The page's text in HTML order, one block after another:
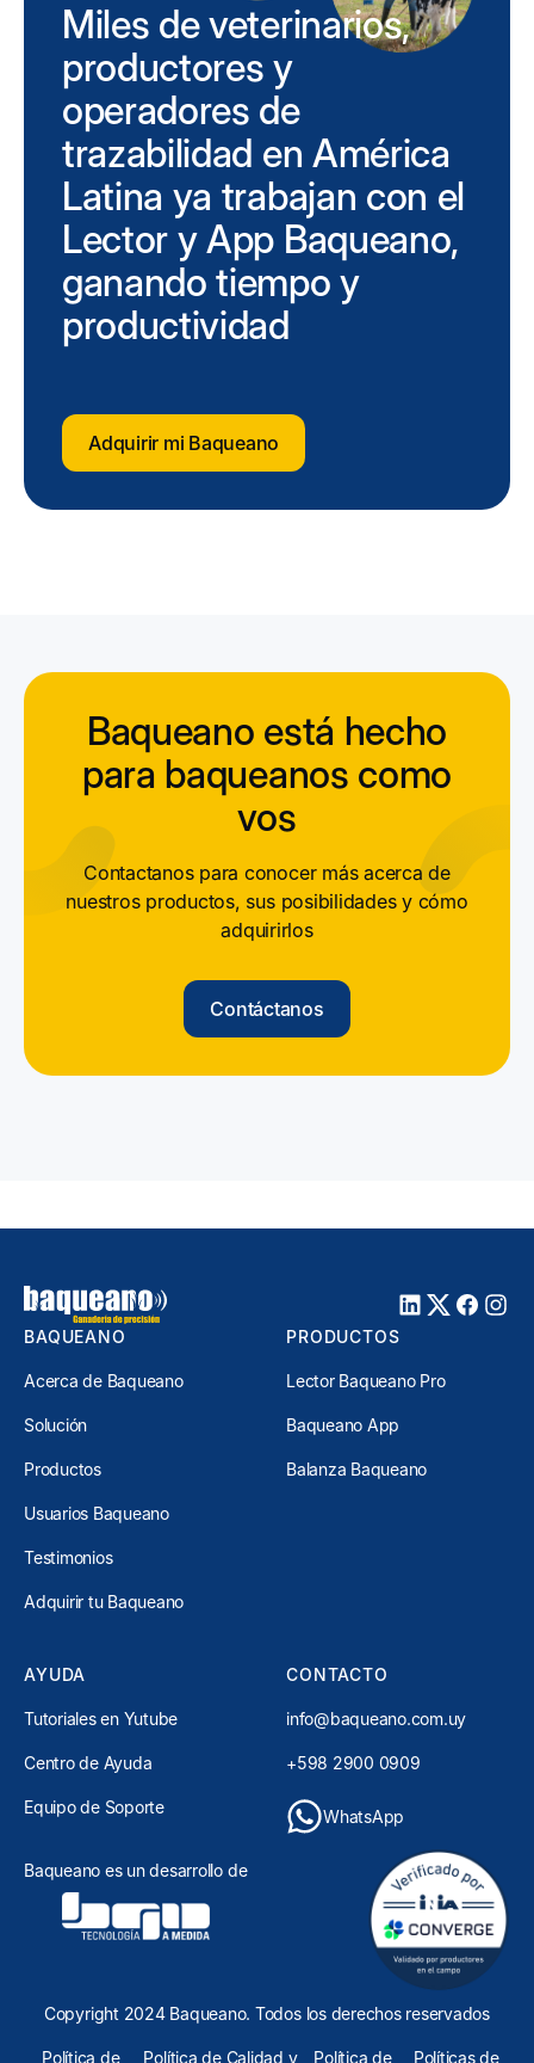
Miles de veterinarios,
productores y
operadores de
trazabilidad en América
Latina ya trabajan con el
Lector y App Baqueano,
ganando tiempo y
productividad
Adquirir mi Baqueano
Baqueano está hecho
para baqueanos como
vos
Contactanos para conocer más acerca de
nuestros productos, sus posibilidades y cómo
adquirirlos
Contáctanos
BAQUEANO
Acerca de Baqueano
Solución
Productos
Usuarios Baqueano
Testimonios
Adquirir tu Baqueano
PRODUCTOS
Lector Baqueano Pro
Baqueano App
Balanza Baqueano
AYUDA
Tutoriales en Yutube
Centro de Ayuda
Equipo de Soporte
CONTACTO
info@baqueano.com.uy
+598 2900 0909
WhatsApp
Baqueano es un desarrollo de
Copyright 2024 Baqueano. Todos los derechos reservados
Política de Política de Calidad y Política de Políticas de